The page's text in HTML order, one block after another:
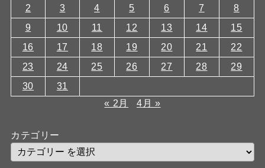
2
3 4 5 6 7
8
9
10 11 12 13 14
15
16
17 18 19 20 21
22
23
24 25 26 27 28
29
30
31
« 2月
4月 »
カテゴリー